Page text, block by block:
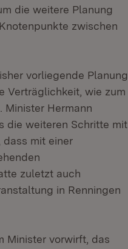
die weitere Planung
zwischen
vorliegende Planung
Verträglichkeit, wie zum
Hermann
die weiteren Schritte mit
mit einer
zuletzt auch
in Renningen
Minister vorwirft, das